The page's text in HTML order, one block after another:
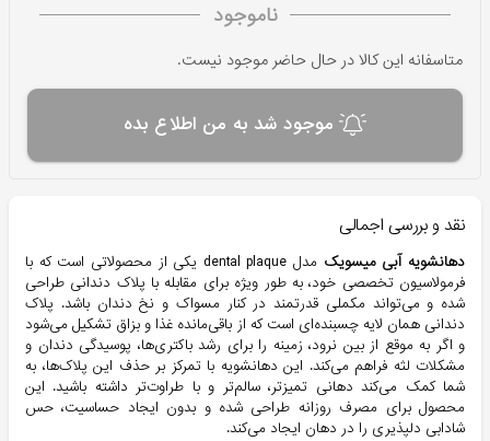
ناموجود
متاسفانه این کالا در حال حاضر موجود نیست.
موجود شد به من اطلاع بده
نقد و بررسی اجمالی
دهانشویه آبی میسویک مدل dental plaque
یکی از محصولاتی است که با
فرمولاسیون تخصصی خود، به طور ویژه برای مقابله با پلاک دندانی طراحی
شده و می‌تواند مکملی قدرتمند در کنار مسواک و نخ دندان باشد. پلاک
دندانی همان لایه چسبنده‌ای است که از باقی‌مانده غذا و بزاق تشکیل می‌شود
و اگر به موقع از بین نرود، زمینه را برای رشد باکتری‌ها، پوسیدگی دندان و
مشکلات لثه فراهم می‌کند. این دهانشویه با تمرکز بر حذف این پلاک‌ها، به
شما کمک می‌کند دهانی تمیزتر، سالم‌تر و با طراوت‌تر داشته باشید. این
محصول برای مصرف روزانه طراحی شده و بدون ایجاد حساسیت، حس
شادابی دلپذیری را در دهان ایجاد می‌کند.